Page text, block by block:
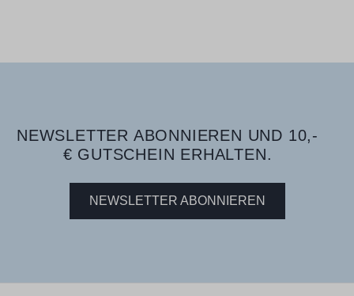
NEWSLETTER ABONNIEREN UND 10,-
€ GUTSCHEIN ERHALTEN.
NEWSLETTER ABONNIEREN